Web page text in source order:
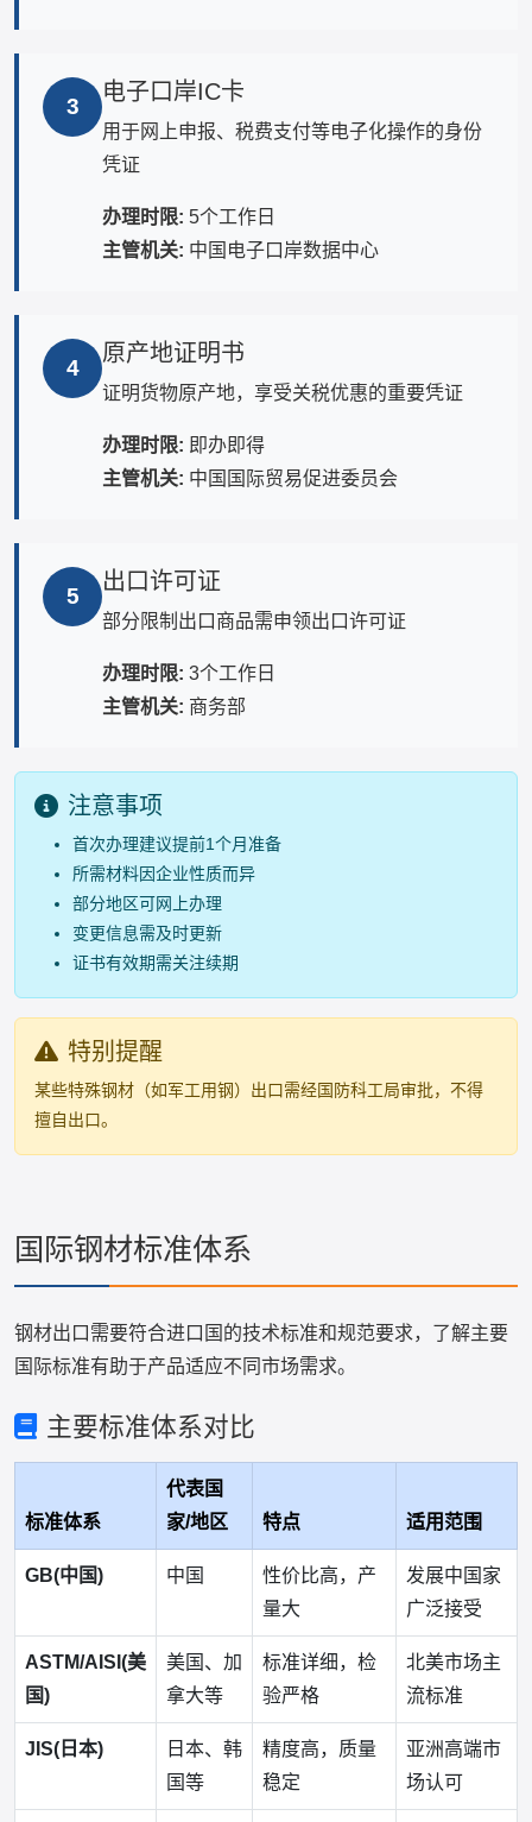
3
电子口岸IC卡
用于网上申报、税费支付等电子化操作的身份
凭证
办理时限: 5个工作日
主管机关: 中国电子口岸数据中心
4
原产地证明书
证明货物原产地，享受关税优惠的重要凭证
办理时限: 即办即得
主管机关: 中国国际贸易促进委员会
5
出口许可证
部分限制出口商品需申领出口许可证
办理时限: 3个工作日
主管机关: 商务部
注意事项
首次办理建议提前1个月准备
所需材料因企业性质而异
部分地区可网上办理
变更信息需及时更新
证书有效期需关注续期
特别提醒
某些特殊钢材（如军工用钢）出口需经国防科工局审批，不得
擅自出口。
国际钢材标准体系
钢材出口需要符合进口国的技术标准和规范要求，了解主要
国际标准有助于产品适应不同市场需求。
主要标准体系对比
标准体系
代表国
家/地区
特点 适用范围
GB(中国) 中国
性价比高，产
量大
发展中国家
广泛接受
ASTM/AISI(美
国)
美国、加
拿大等
标准详细，检
验严格
北美市场主
流标准
JIS(日本)
日本、韩
国等
精度高，质量
稳定
亚洲高端市
场认可